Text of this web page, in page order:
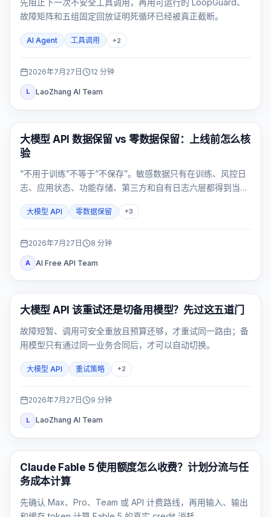
先阻止下一次不安全工具调用，再用可运行的 LoopGuard、
故障矩阵和五组固定回放证明死循环已经被真正截断。
AI Agent 工具调用 +2
2026年7月27日 12 分钟
L LaoZhang AI Team
API Guides
大模型 API 数据保留 vs 零数据保留：上线前怎么核
验
“不用于训练”不等于“不保存”。敏感数据只有在训练、风控日
志、应用状态、功能存储、第三方和自有日志六层都得到当前
量。
大模型 API 零数据保留 +3
2026年7月27日 8 分钟
A AI Free API Team
API 指南
大模型 API 该重试还是切备用模型？先过这五道门
故障短暂、调用可安全重放且预算还够，才重试同一路由；备
用模型只有通过同一业务合同后，才可以自动切换。
大模型 API 重试策略 +2
2026年7月27日 9 分钟
L LaoZhang AI Team
Claude Code
Claude Fable 5 使用额度怎么收费？计划分流与任
务成本计算
先确认 Max、Pro、Team 或 API 计费路线，再用输入、输出